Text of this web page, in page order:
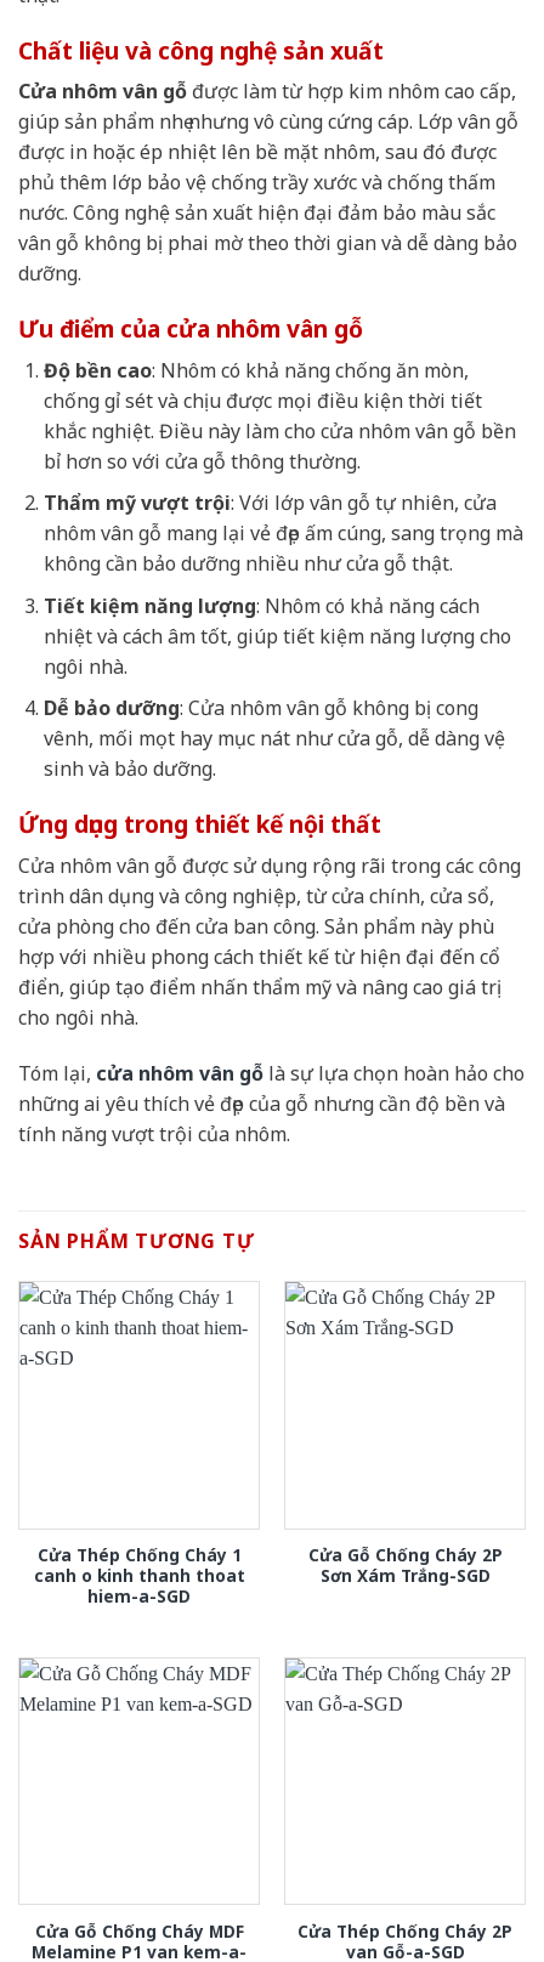
Chất liệu và công nghệ sản xuất
Cửa nhôm vân gỗ được làm từ hợp kim nhôm cao cấp,
giúp sản phẩm nhẹ nhưng vô cùng cứng cáp. Lớp vân gỗ
được in hoặc ép nhiệt lên bề mặt nhôm, sau đó được
phủ thêm lớp bảo vệ chống trầy xước và chống thấm
nước. Công nghệ sản xuất hiện đại đảm bảo màu sắc
vân gỗ không bị phai mờ theo thời gian và dễ dàng bảo
dưỡng.
Ưu điểm của cửa nhôm vân gỗ
Độ bền cao: Nhôm có khả năng chống ăn mòn,
chống gỉ sét và chịu được mọi điều kiện thời tiết
khắc nghiệt. Điều này làm cho cửa nhôm vân gỗ bền
bỉ hơn so với cửa gỗ thông thường.
Thẩm mỹ vượt trội: Với lớp vân gỗ tự nhiên, cửa
nhôm vân gỗ mang lại vẻ đẹp ấm cúng, sang trọng mà
không cần bảo dưỡng nhiều như cửa gỗ thật.
Tiết kiệm năng lượng: Nhôm có khả năng cách
nhiệt và cách âm tốt, giúp tiết kiệm năng lượng cho
ngôi nhà.
Dễ bảo dưỡng: Cửa nhôm vân gỗ không bị cong
vênh, mối mọt hay mục nát như cửa gỗ, dễ dàng vệ
sinh và bảo dưỡng.
Ứng dụng trong thiết kế nội thất
Cửa nhôm vân gỗ được sử dụng rộng rãi trong các công
trình dân dụng và công nghiệp, từ cửa chính, cửa sổ,
cửa phòng cho đến cửa ban công. Sản phẩm này phù
hợp với nhiều phong cách thiết kế từ hiện đại đến cổ
điển, giúp tạo điểm nhấn thẩm mỹ và nâng cao giá trị
cho ngôi nhà.
Tóm lại, cửa nhôm vân gỗ là sự lựa chọn hoàn hảo cho
những ai yêu thích vẻ đẹp của gỗ nhưng cần độ bền và
tính năng vượt trội của nhôm.
SẢN PHẨM TƯƠNG TỰ
Cửa Thép Chống Cháy 1
canh o kinh thanh thoat
hiem-a-SGD
Cửa Gỗ Chống Cháy 2P
Sơn Xám Trắng-SGD
Cửa Gỗ Chống Cháy MDF
Melamine P1 van kem-a-
Cửa Thép Chống Cháy 2P
van Gỗ-a-SGD